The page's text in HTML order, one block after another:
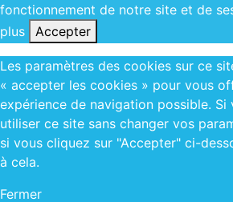
fonctionnement de notre site et de
plus
Accepter
Les paramètres des cookies sur ce
« accepter les cookies » pour vous
expérience de navigation possible. Si
utiliser ce site sans changer vos
si vous cliquez sur "Accepter" ci-
à cela.
Fermer